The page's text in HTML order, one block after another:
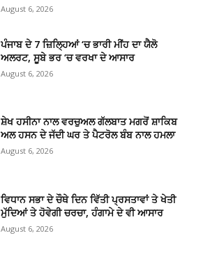
August 6, 2026
ਪੰਜਾਬ ਦੇ 7 ਜ਼ਿਲ੍ਹਿਆਂ ‘ਚ ਭਾਰੀ ਮੀਂਹ ਦਾ ਯੈਲੋ
ਅਲਰਟ, ਸੂਬੇ ਭਰ ‘ਚ ਵਰਖਾ ਦੇ ਆਸਾਰ
August 6, 2026
ਸ਼ੇਖ ਹਸੀਨਾ ਨਾਲ ਵਰਚੁਅਲ ਗੱਲਬਾਤ ਮਗਰੋਂ ਸ਼ਾਕਿਬ
ਅਲ ਹਸਨ ਦੇ ਜੱਦੀ ਘਰ ਤੇ ਪੈਟਰੋਲ ਬੰਬ ਨਾਲ ਹਮਲਾ
August 6, 2026
ਵਿਧਾਨ ਸਭਾ ਦੇ ਚੌਥੇ ਦਿਨ ਵਿੱਤੀ ਪ੍ਰਸਤਾਵਾਂ ਤੇ ਖੇਤੀ
ਮੁੱਦਿਆਂ ਤੇ ਹੋਵੇਗੀ ਚਰਚਾ, ਹੰਗਾਮੇ ਦੇ ਵੀ ਆਸਾਰ
August 6, 2026